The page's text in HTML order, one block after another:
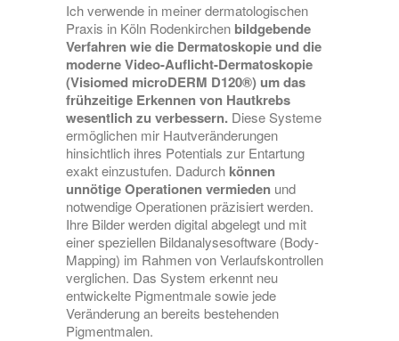
Ich verwende in meiner dermatologischen
Praxis in Köln Rodenkirchen bildgebende
Verfahren wie die Dermatoskopie und die
moderne Video-Auflicht-Dermatoskopie
(Visiomed microDERM D120®) um das
frühzeitige Erkennen von Hautkrebs
wesentlich zu verbessern. Diese Systeme
ermöglichen mir Hautveränderungen
hinsichtlich ihres Potentials zur Entartung
exakt einzustufen. Dadurch können
unnötige Operationen vermieden und
notwendige Operationen präzisiert werden.
Ihre Bilder werden digital abgelegt und mit
einer speziellen Bildanalysesoftware (Body-
Mapping) im Rahmen von Verlaufskontrollen
verglichen. Das System erkennt neu
entwickelte Pigmentmale sowie jede
Veränderung an bereits bestehenden
Pigmentmalen.